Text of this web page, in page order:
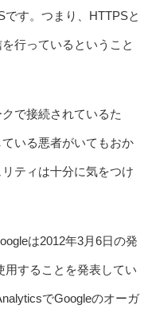
す。つまり、HTTPSと
行っているということ
で接続されているた
いる悪者がいてもおか
ティは十分に気をつけ
は2012年3月6日の発
することを発表してい
でGoogleのオーガ